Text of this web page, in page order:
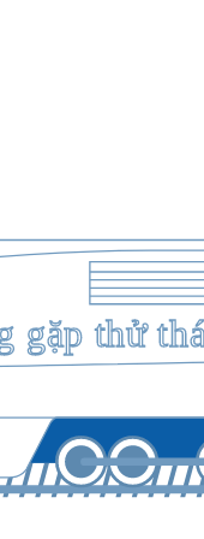
gặp thử